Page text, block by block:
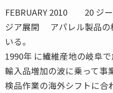
FEBRUARY 2010 20 ジ
ジア展開 アパレル製品の
いる。
1990年 に繊維産地の岐阜で
輸入品増加の波に乗って事
検品作業の海外シフトに合